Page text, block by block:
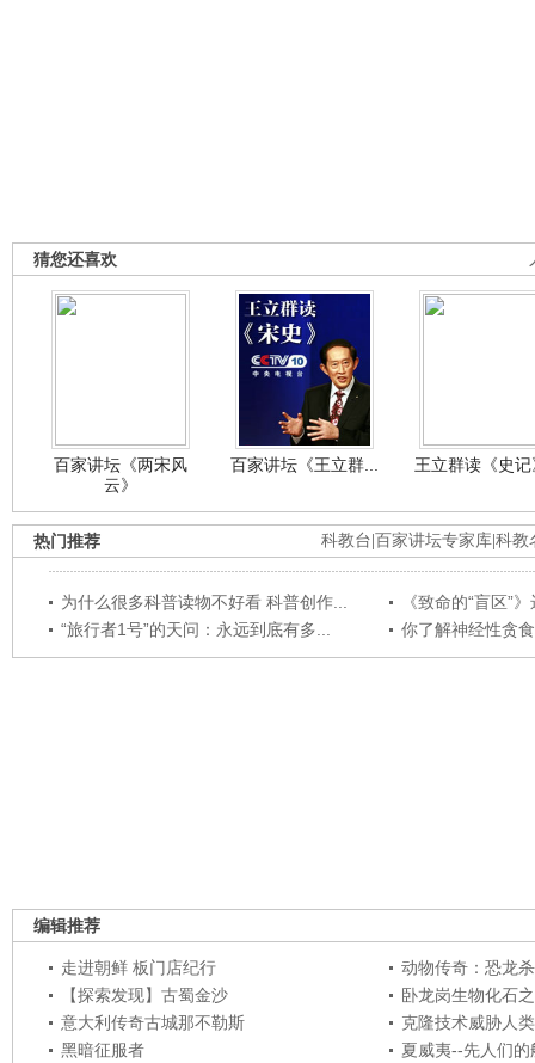
猜您还喜欢
百家讲坛《两宋风
云》
百家讲坛《王立群... 王立群读《史
科教台 百家讲坛专家库 科教
热门推荐
为什么很多科普读物不好看 科普创作...
《致命的“盲区”
“旅行者1号”的天问：永远到底有多...
你了解神经性贪
编辑推荐
走进朝鲜 板门店纪行
动物传奇：恐龙
【探索发现】古蜀金沙
卧龙岗生物化石
意大利传奇古城那不勒斯
克隆技术威胁人
黑暗征服者
夏威夷--先人们的